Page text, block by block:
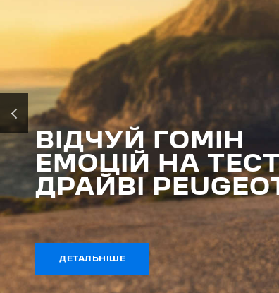
НОВИЙ
PEUGEOT 408
ОГОЛОШЕНО ЦІНИ
ДЕТАЛЬНІШЕ
‹